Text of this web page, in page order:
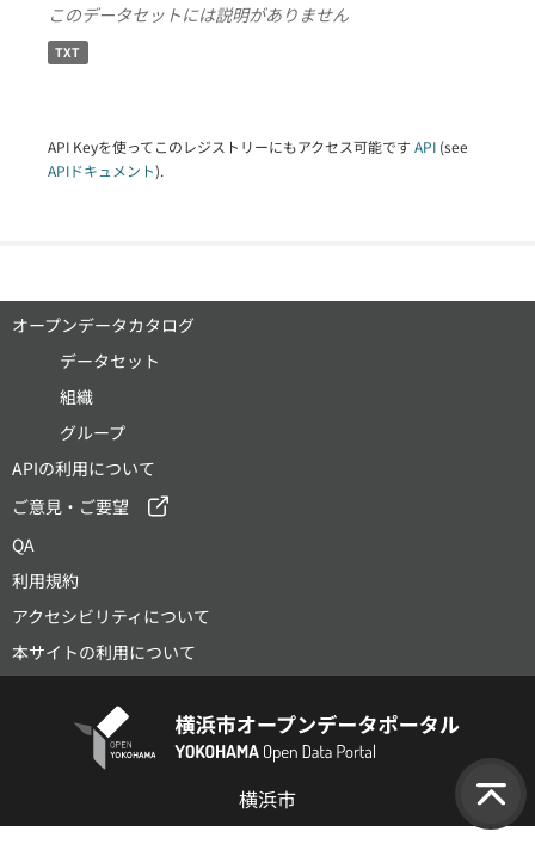
このデータセットには説明がありません
TXT
API Keyを使ってこのレジストリーにもアクセス可能です API (see
APIドキュメント).
オープンデータカタログ
データセット
組織
グループ
APIの利用について
ご意見・ご要望
QA
利用規約
アクセシビリティについて
本サイトの利用について
横浜市